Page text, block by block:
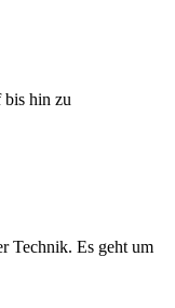
bis hin zu
Technik. Es geht um